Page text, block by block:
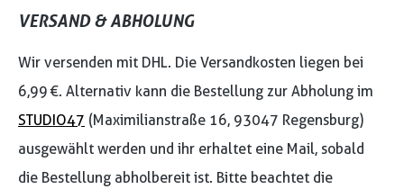
VERSAND & ABHOLUNG
Wir versenden mit DHL. Die Versandkosten liegen bei
6,99 €. Alternativ kann die Bestellung zur Abholung im
STUDIO47 (Maximilianstraße 16, 93047 Regensburg)
ausgewählt werden und ihr erhaltet eine Mail, sobald
die Bestellung abholbereit ist. Bitte beachtet die